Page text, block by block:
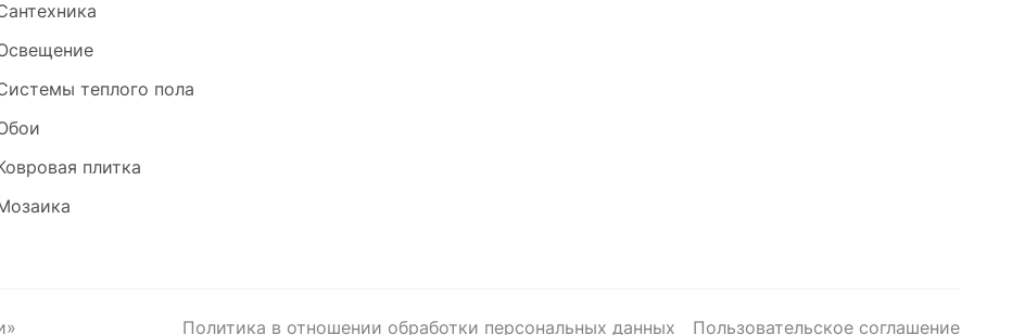
теплого пола
плитка
Политика в отношении обработки персональных данных Пользовательское соглашение